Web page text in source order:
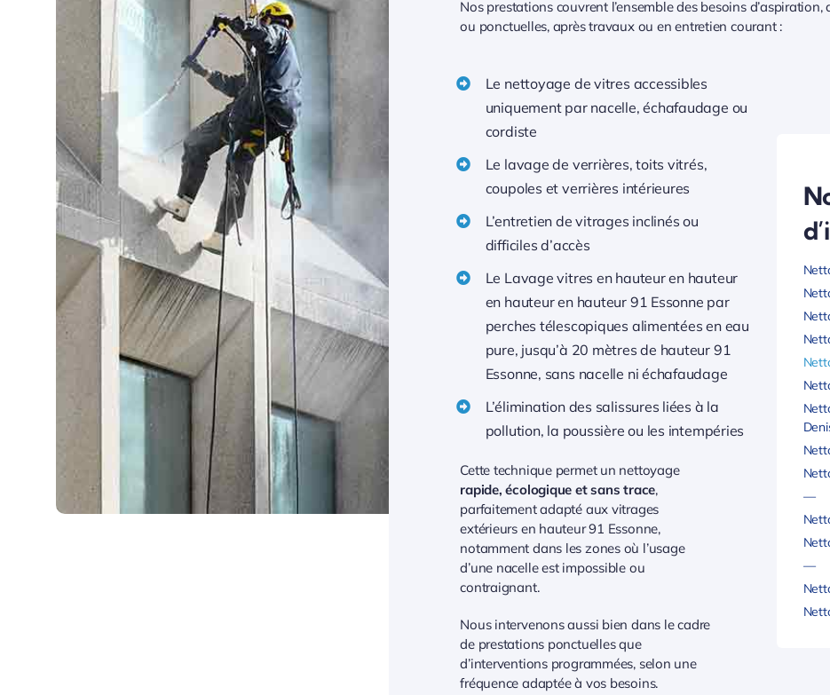
Nos prestations couvrent l’ensemble des besoins
ou ponctuelles, après travaux ou en entretien courant :
Le nettoyage de vitres accessibles
uniquement par nacelle, échafaudage ou
cordiste
Le lavage de verrières, toits vitrés,
coupoles et verrières intérieures
L’entretien de vitrages inclinés ou
difficiles d’accès
Le Lavage vitres en hauteur en hauteur
en hauteur en hauteur 91 Essonne par
perches télescopiques alimentées en eau
pure, jusqu’à 20 mètres de hauteur 91
Essonne, sans nacelle ni échafaudage
L’élimination des salissures liées à la
pollution, la poussière ou les intempéries
Cette technique permet un nettoyage
rapide, écologique et sans trace,
parfaitement adapté aux vitrages
extérieurs en hauteur 91 Essonne,
notamment dans les zones où l’usage
d’une nacelle est impossible ou
contraignant.
Nous intervenons aussi bien dans le cadre
de prestations ponctuelles que
d’interventions programmées, selon une
fréquence adaptée à vos besoins.
—
—